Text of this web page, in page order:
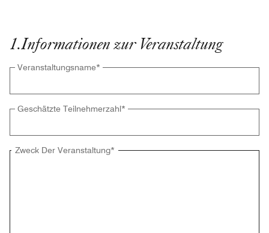
1.Informationen zur Veranstaltung
Veranstaltungsname*
Geschätzte Teilnehmerzahl*
Zweck Der Veranstaltung*